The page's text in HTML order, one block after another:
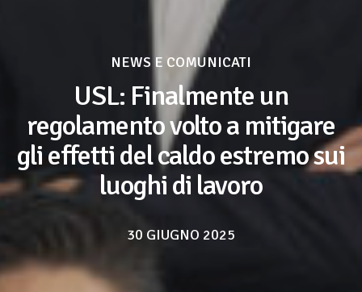
NEWS E COMUNICATI
USL: Finalmente un
regolamento volto a mitigare
gli effetti del caldo estremo sui
luoghi di lavoro
30 GIUGNO 2025